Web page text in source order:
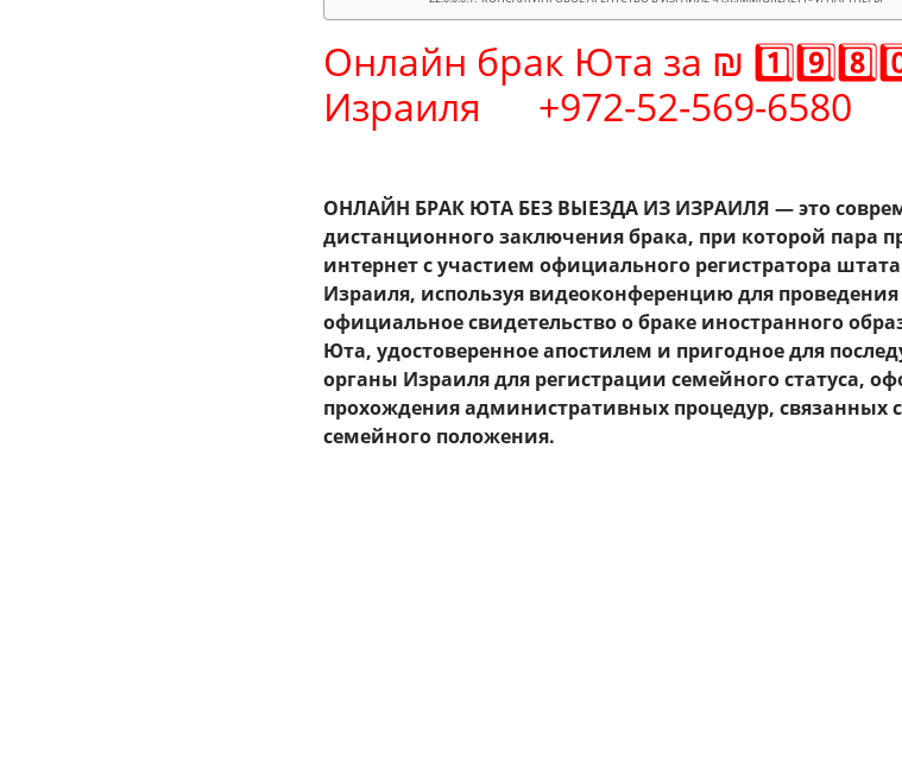
Онлайн брак Юта за ₪
Израиля +972-52-569-6580
ОНЛАЙН БРАК ЮТА БЕЗ ВЫЕЗДА ИЗ ИЗРАИЛЯ — это
дистанционного заключения брака, при которой пара
интернет с участием официального регистратора
Израиля, используя видеоконференцию для
официальное свидетельство о браке иностранного
Юта, удостоверенное апостилем и пригодное для
органы Израиля для регистрации семейного статуса,
прохождения административных процедур,
семейного положения.